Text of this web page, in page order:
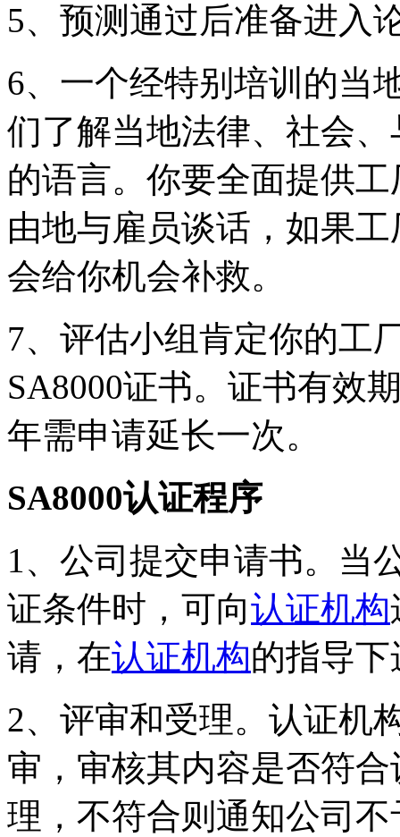
5、预测通过后准备进入
6、一个经特别培训的当
们了解当地法律、社会
的语言。你要全面提供
由地与雇员谈话，如果
会给你机会补救。
7、评估小组肯定你的工
SA8000证书。证书有效
年需申请延长一次。
SA8000认证程序
1、公司提交申请书。当
证条件时，可向认证机构
请，在认证机构的指导
2、评审和受理。认证机
审，审核其内容是否符
理，不符合则通知公司